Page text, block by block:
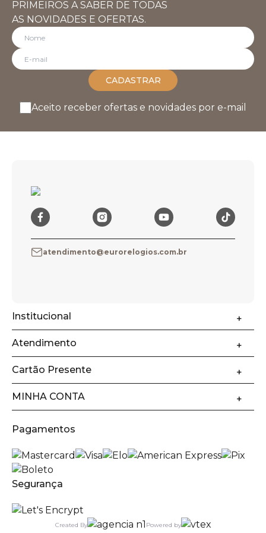
PRIMEIROS A SABER DE TODAS
AS NOVIDADES E OFERTAS.
CADASTRAR
Aceito receber ofertas e novidades por e-mail
atendimento@eurorelogios.com.br
Institucional
Atendimento
Cartão Presente
MINHA CONTA
Pagamentos
Segurança
Created By Powered by